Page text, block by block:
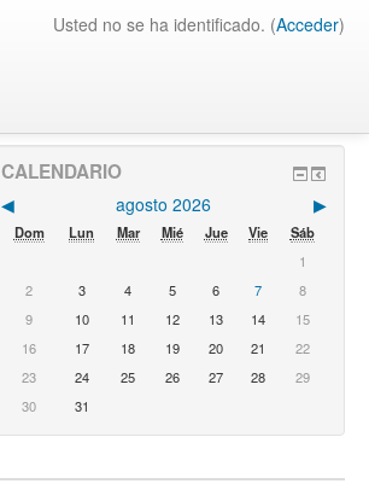
Usted no se ha identificado. (Acceder)
CALENDARIO
◀︎ agosto 2026 ▶︎
Dom Lun Mar Mié Jue Vie
Sáb
1
2
3 4 5 6 7
8
9
10 11 12 13 14
15
16
17 18 19 20 21
22
23
24 25 26 27 28
29
30
31